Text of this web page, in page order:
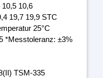
10,6
19,7 19,9 STC
25°C
*Messtoleranz: ±3%
TSM-335